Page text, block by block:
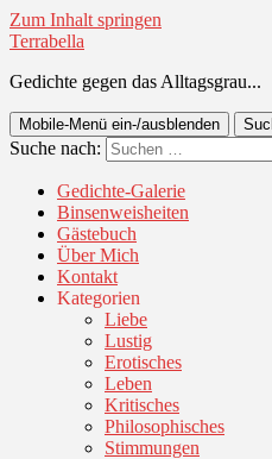
Zum Inhalt springen
Terrabella
Gedichte gegen das Alltagsgrau...
Mobile-Menü ein-/ausblenden
Suche nach:
Gedichte-Galerie
Binsenweisheiten
Gästebuch
Über Mich
Kontakt
Kategorien
Liebe
Lustig
Erotisches
Leben
Kritisches
Philosophisches
Stimmungen